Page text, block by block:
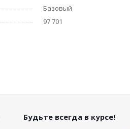
Базовый
97 701
Будьте всегда в курсе!